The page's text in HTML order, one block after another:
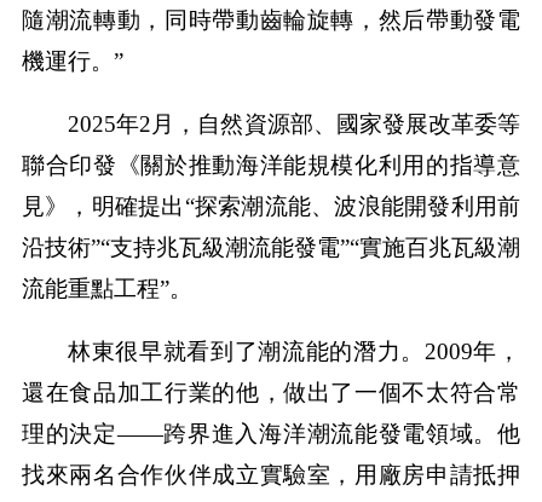
隨潮流轉動，同時帶動齒輪旋轉，然后帶動發電
機運行。”
2025年2月，自然資源部、國家發展改革委等
聯合印發《關於推動海洋能規模化利用的指導意
見》，明確提出“探索潮流能、波浪能開發利用前
沿技術”“支持兆瓦級潮流能發電”“實施百兆瓦級潮
流能重點工程”。
林東很早就看到了潮流能的潛力。2009年，
還在食品加工行業的他，做出了一個不太符合常
理的決定——跨界進入海洋潮流能發電領域。他
找來兩名合作伙伴成立實驗室，用廠房申請抵押